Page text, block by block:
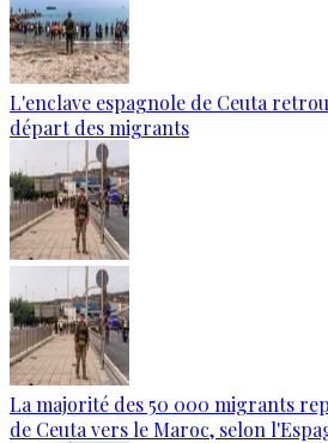
L'enclave espagnole de Ceuta
départ des migrants
La majorité des 50 000 migrants
de Ceuta vers le Maroc, selon